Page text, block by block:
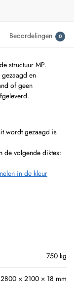
Beoordelingen 0
structuur MP.
en
of geen
wordt gezaagd is
de volgende diktes:
in de kleur
750 kg
2800 × 2100 × 18 mm